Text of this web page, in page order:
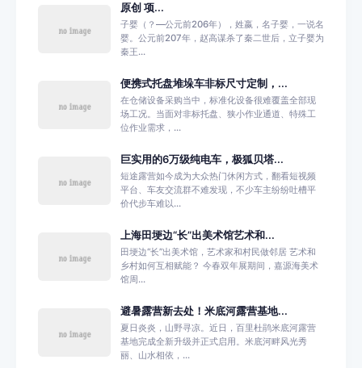
原创 项...
子婴（？—公元前206年），姓嬴，名子婴，一说名
婴。公元前207年，赵高谋杀了秦二世后，立子婴为
秦王...
便携式托盘堆垛车非标尺寸定制，...
在仓储设备采购当中，标准化设备很难覆盖全部现
场工况。当面对非标托盘、狭小作业通道、特殊工
位作业需求，...
巨实用的6万级纯电车，极狐贝塔...
短途露营如今成为大众热门休闲方式，翻看短视频
平台、车友交流群不难发现，不少车主纷纷吐槽平
价代步车难以...
上海田埂边“长”出美术馆艺术和...
田埂边“长”出美术馆，艺术家和村民做邻居 艺术和
乡村如何互相赋能？ 今春双年展期间，嘉源海美术
馆周...
避暑露营新去处！米底河露营基地...
夏日炎炎，山野寻凉。近日，百里杜鹃米底河露营
基地完成全新升级并正式启用。米底河畔风光秀
丽、山水相依，...